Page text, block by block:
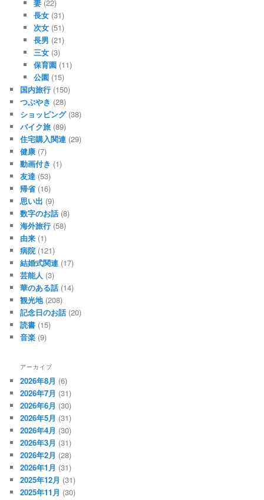
妻(22)
長女(31)
次女(51)
長男 (21)
三女(3)
保育園(11)
公園(15)
国内旅行 (150)
つぶやき (28)
ショッピング(38)
バイク旅 (89)
住宅購入関連 (29)
健康 (7)
動画付き (1)
友達 (53)
帰省(16)
思い出 (9)
数字のお話 (8)
海外旅行 (58)
由来 (1)
病院 (121)
結婚式関連 (17)
芸能人 (3)
華のある話 (14)
観光地(208)
記念日のお話 (20)
読書 (15)
音楽 (9)
アーカイブ
2026年8月 (6)
2026年7月 (31)
2026年6月 (30)
2026年5月 (31)
2026年4月 (30)
2026年3月 (31)
2026年2月 (28)
2026年1月 (31)
2025年12月 (31)
2025年11月 (30)